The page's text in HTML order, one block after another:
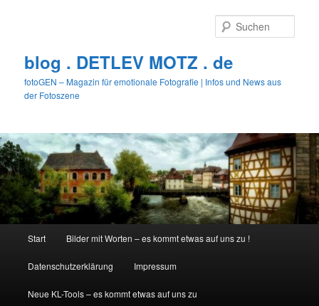
blog . DETLEV MOTZ . de
fotoGEN – Magazin für emotionale Fotografie | Infos und News aus
der Fotoszene
Start Bilder mit Worten – es kommt etwas auf uns zu !
Datenschutzerklärung Impressum
Neue KL-Tools – es kommt etwas auf uns zu